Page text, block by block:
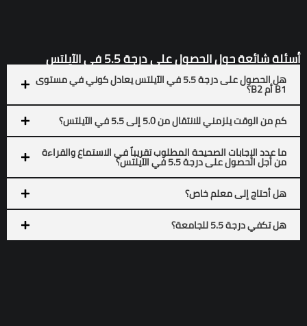
أسئلة شائعة حول الحصول على درجة 5.5 في الآيلتس
هل الحصول على درجة 5.5 في الآيلتس يعادل كوني في مستوى
B1 أم B2؟
كم من الوقت يلزمني للانتقال من 5.0 إلى 5.5 في الآيلتس؟
ما عدد الإجابات الصحيحة المطلوب تقريباً في الاستماع والقراءة
من أجل الحصول على درجة 5.5 في الآيلتس؟
هل أحتاج إلى معلم خاص؟
هل تكفي درجة 5.5 للجامعة؟